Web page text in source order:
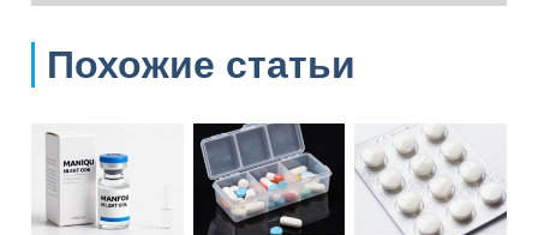
Похожие статьи